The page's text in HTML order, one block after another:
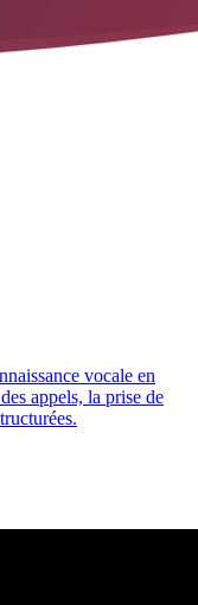
vocale en
appels, la prise de